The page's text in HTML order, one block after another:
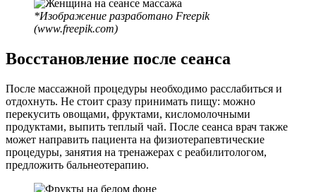
*Изображение разработано Freepik
(www.freepik.com)
Восстановление после сеанса
После массажной процедуры необходимо расслабиться и
отдохнуть. Не стоит сразу принимать пищу: можно
перекусить овощами, фруктами, кисломолочными
продуктами, выпить теплый чай. После сеанса врач также
может направить пациента на физиотерапевтические
процедуры, занятия на тренажерах с реабилитологом,
предложить бальнеотерапию.